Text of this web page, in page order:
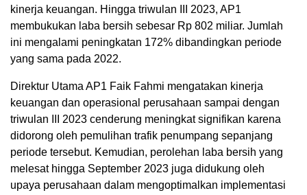
kinerja keuangan. Hingga triwulan III 2023, AP1
membukukan laba bersih sebesar Rp 802 miliar. Jumlah
ini mengalami peningkatan 172% dibandingkan periode
yang sama pada 2022.
Direktur Utama AP1 Faik Fahmi mengatakan kinerja
keuangan dan operasional perusahaan sampai dengan
triwulan III 2023 cenderung meningkat signifikan karena
didorong oleh pemulihan trafik penumpang sepanjang
periode tersebut. Kemudian, perolehan laba bersih yang
melesat hingga September 2023 juga didukung oleh
upaya perusahaan dalam mengoptimalkan implementasi